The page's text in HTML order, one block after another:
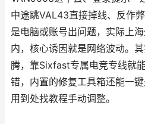
中途跳VAL43直接掉线、反作
是电脑或账号出问题，实际上
内，核心诱因就是网络波动。
腾，靠Sixfast专属电竞专线就
错，内置的修复工具箱还能一
用到处找教程手动调整。